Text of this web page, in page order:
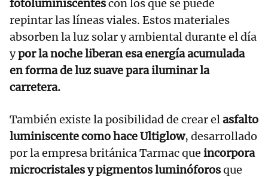
fotoluminiscentescon los que se puede
repintar las líneas viales. Estos materiales
absorben la luz solar y ambiental durante el día
ypor la noche liberan esa energía acumulada
en forma de luz suave para iluminar la
carretera.
También existe la posibilidad de crear elasfalto
luminiscente como hace Ultiglow, desarrollado
por la empresa británica Tarmac que incorpora
microcristales y pigmentos luminóforosque